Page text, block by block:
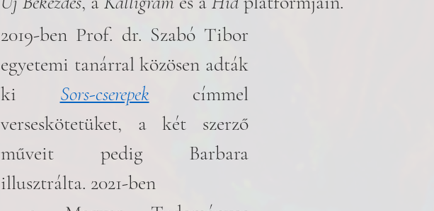
2019-ben Prof. dr. Szabó Tibor
egyetemi tanárral közösen adták
ki Sors-cserepek címmel
verseskötetüket, a két szerző
műveit pedig Barbara
illusztrálta. 2021-ben